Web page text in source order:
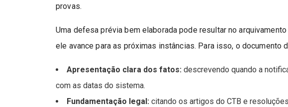
provas.
Uma defesa prévia bem elaborada pode resultar no
ele avance para as próximas instâncias. Para isso, o documento
Apresentação clara dos fatos: descrevendo quando a
com as datas do sistema.
Fundamentação legal: citando os artigos do CTB e